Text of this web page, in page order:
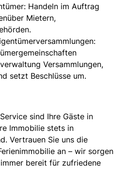
Handeln im Auftrag
Mietern,
Versammlungen,
setzt Beschlüsse um.
sind Ihre Gäste in
Immobilie stets in
Vertrauen Sie uns die
an – wir sorgen
bereit für zufriedene